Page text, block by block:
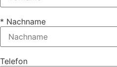
* Nachname
Telefon